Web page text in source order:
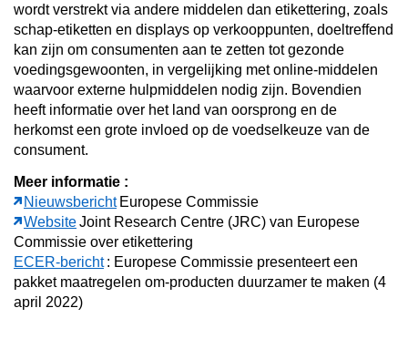
wordt verstrekt via andere middelen dan etikettering, zoals
schap-etiketten en displays op verkooppunten, doeltreffend
kan zijn om consumenten aan te zetten tot gezonde
voedingsgewoonten, in vergelijking met online-middelen
waarvoor externe hulpmiddelen nodig zijn. Bovendien
heeft informatie over het land van oorsprong en de
herkomst een grote invloed op de voedselkeuze van de
consument.
Meer informatie :
Nieuwsbericht Europese Commissie
WebsiteJoint Research Centre (JRC) van Europese
Commissie over etikettering
ECER-bericht : Europese Commissie presenteert een
pakket maatregelen om-producten duurzamer te maken (4
april 2022)